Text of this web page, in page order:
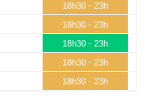
18h30 - 23h
18h30 - 23h
18h30 - 23h
18h30 - 23h
18h30 - 23h